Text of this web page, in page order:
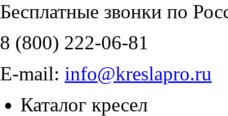
Бесплатные звонки по
8 (800) 222-06-81
E-mail: info@kreslapro.ru
Каталог кресел